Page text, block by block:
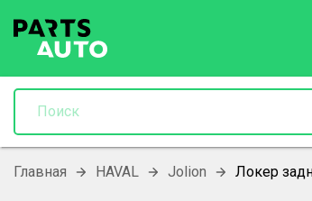
Главная HAVAL Jolion Локер